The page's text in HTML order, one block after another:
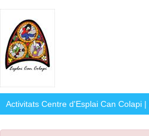
Activitats Centre d'Esplai Can Colapi |